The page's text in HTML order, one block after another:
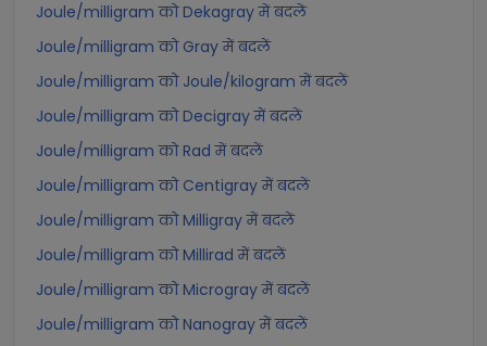
Joule/milligram को Dekagray में बदलें
Joule/milligram को Gray में बदलें
Joule/milligram को Joule/kilogram में बदलें
Joule/milligram को Decigray में बदलें
Joule/milligram को Rad में बदलें
Joule/milligram को Centigray में बदलें
Joule/milligram को Milligray में बदलें
Joule/milligram को Millirad में बदलें
Joule/milligram को Microgray में बदलें
Joule/milligram को Nanogray में बदलें